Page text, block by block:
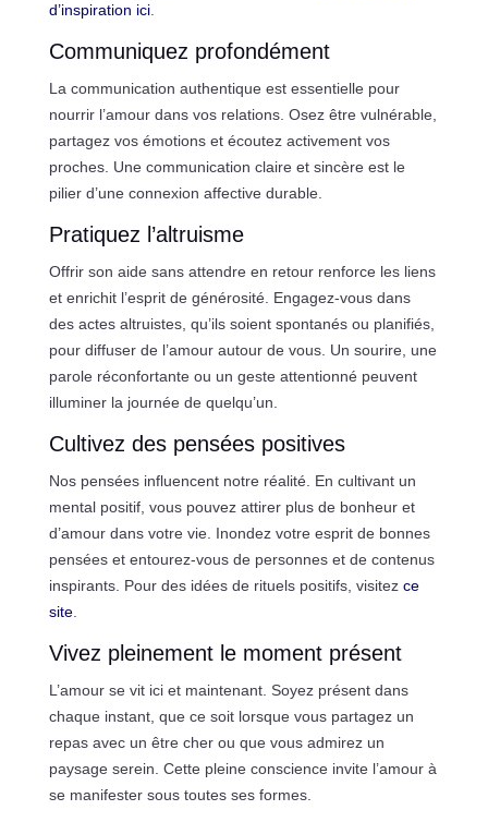
d’inspiration ici.
Communiquez profondément
La communication authentique est essentielle pour
nourrir l’amour dans vos relations. Osez être vulnérable,
partagez vos émotions et écoutez activement vos
proches. Une communication claire et sincère est le
pilier d’une connexion affective durable.
Pratiquez l’altruisme
Offrir son aide sans attendre en retour renforce les liens
et enrichit l’esprit de générosité. Engagez-vous dans
des actes altruistes, qu’ils soient spontanés ou planifiés,
pour diffuser de l’amour autour de vous. Un sourire, une
parole réconfortante ou un geste attentionné peuvent
illuminer la journée de quelqu’un.
Cultivez des pensées positives
Nos pensées influencent notre réalité. En cultivant un
mental positif, vous pouvez attirer plus de bonheur et
d’amour dans votre vie. Inondez votre esprit de bonnes
pensées et entourez-vous de personnes et de contenus
inspirants. Pour des idées de rituels positifs, visitez ce
site.
Vivez pleinement le moment présent
L’amour se vit ici et maintenant. Soyez présent dans
chaque instant, que ce soit lorsque vous partagez un
repas avec un être cher ou que vous admirez un
paysage serein. Cette pleine conscience invite l’amour à
se manifester sous toutes ses formes.